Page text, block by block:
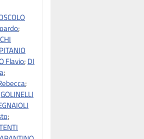
;
Flavio; DI
;
;
GOLINELLI
;